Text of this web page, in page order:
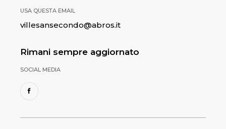
USA QUESTA EMAIL
villesansecondo@abros.it
Rimani sempre aggiornato
SOCIAL MEDIA